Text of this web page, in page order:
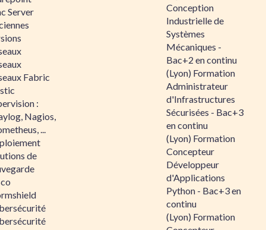
Server
Fabric
:
Nagios,
...
de
Conception
Industrielle de
Systèmes
Mécaniques -
Bac+2 en continu
(Lyon) Formation
Administrateur
d'Infrastructures
Sécurisées - Bac+3
en continu
(Lyon) Formation
Concepteur
Développeur
d'Applications
Python - Bac+3 en
continu
(Lyon) Formation